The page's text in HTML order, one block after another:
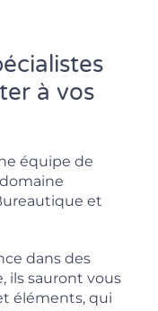
à vos
équipe de
et
dans des
ils sauront vous
éléments, qui